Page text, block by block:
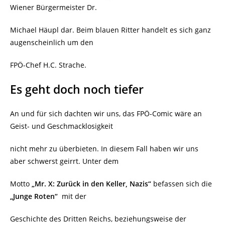
Wiener Bürgermeister Dr.
Michael Häupl dar. Beim blauen Ritter handelt es sich ganz
augenscheinlich um den
FPÖ-Chef H.C. Strache.
Es geht doch noch tiefer
An und für sich dachten wir uns, das FPÖ-Comic wäre an
Geist- und Geschmacklosigkeit
nicht mehr zu überbieten. In diesem Fall haben wir uns
aber schwerst geirrt. Unter dem
Motto „Mr. X: Zurück in den Keller, Nazis“ befassen sich die
„Junge Roten“ mit der
Geschichte des Dritten Reichs, beziehungsweise der